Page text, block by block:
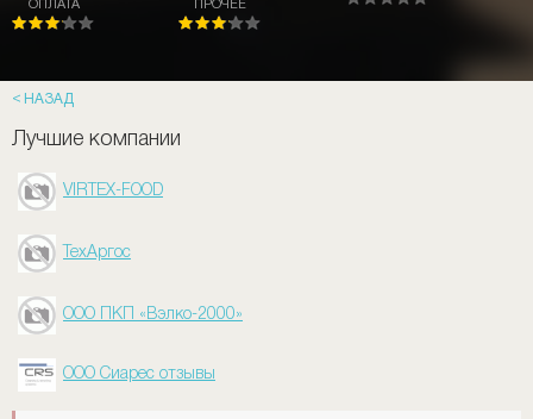
ОПЛАТА ПРОЧЕЕ
НАЗАД
Лучшие компании
VIRTEX-FOOD
ТехАргос
ООО ПКП «Вэлко-2000»
ООО Сиарес отзывы